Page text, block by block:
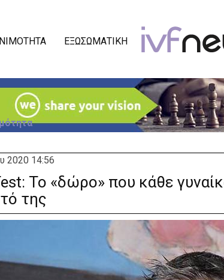
ΕΞΩΣΩΜΑΤΙΚΗ
2020 14:56
Το «δώρο» που κάθε
της